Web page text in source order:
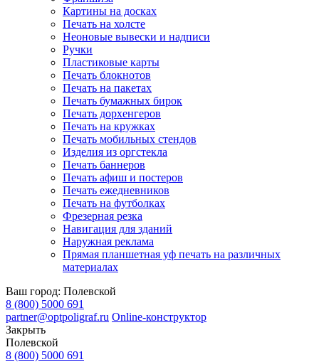
Картины на досках
Печать на холсте
Неоновые вывески и надписи
Ручки
Пластиковые карты
Печать блокнотов
Печать на пакетах
Печать бумажных бирок
Печать дорхенгеров
Печать на кружках
Печать мобильных стендов
Изделия из оргстекла
Печать баннеров
Печать афиш и постеров
Печать ежедневников
Печать на футболках
Фрезерная резка
Навигация для зданий
Наружная реклама
Прямая планшетная уф печать на различных
материалах
Ваш город: Полевской
8 (800) 5000 691
partner@optpoligraf.ru Online-конструктор
Закрыть
Полевской
8 (800) 5000 691